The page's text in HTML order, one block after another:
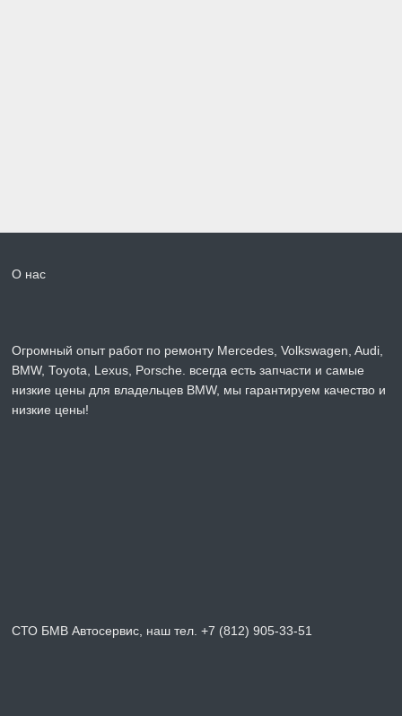
О нас
Огромный опыт работ по ремонту Mercedes, Volkswagen, Audi,
BMW, Toyota, Lexus, Porsche. всегда есть запчасти и самые
низкие цены для владельцев BMW, мы гарантируем качество и
низкие цены!
СТО БМВ Автосервис, наш тел. +7 (812) 905-33-51